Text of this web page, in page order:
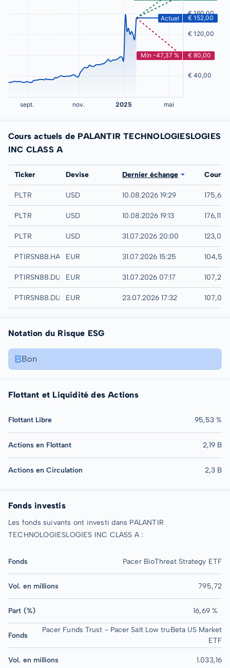
Cours actuels de PALANTIR TECHNOLOGIESLOGIES
INC CLASS A
Bourse
Ticker Devise Dernier échange Cours
IEX
PLTR USD 10.08.2026 19:29 175,64
NYSE
PLTR USD 10.08.2026 19:13 176,11
NASDAQ
PLTR USD 31.07.2026 20:00 123,08
Hamburg
PTIRSN88.HAMBEUR 31.07.2026 15:25 104,52
Quotrix
PTIRSN88.DUSDEUR 31.07.2026 07:17 107,20
Düsseldorf
PTIRSN88.DUSBEUR 23.07.2026 17:32 107,00
Notation du Risque ESG
BBon
Flottant et Liquidité des Actions
Flottant Libre 95,53 %
Actions en Flottant 2,19 B
Actions en Circulation 2,3 B
Fonds investis
Les fonds suivants ont investi dans PALANTIR
TECHNOLOGIESLOGIES INC CLASS A :
Fonds Pacer BioThreat Strategy ETF
Vol. en millions 795,72
Part (%) 16,69 %
Fonds
Pacer Funds Trust - Pacer Salt Low truBeta US Market
ETF
Vol. en millions 1.033,16